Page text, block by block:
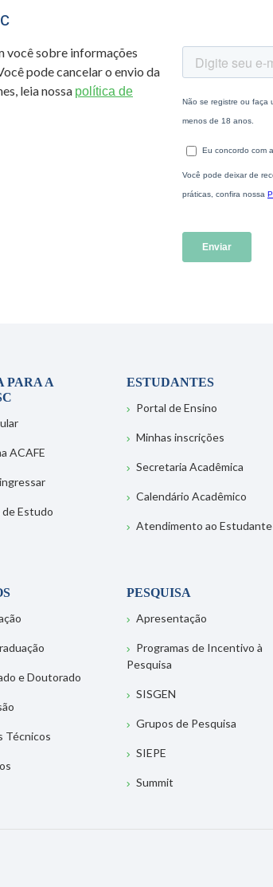
você sobre informações
pode cancelar o envio da
leia nossa política de
PARA A
ACAFE
de Estudo
ESTUDANTES
Portal de Ensino
Minhas inscrições
Secretaria Acadêmica
Calendário Acadêmico
Atendimento ao Estudante
e Doutorado
Técnicos
PESQUISA
Apresentação
Programas de Incentivo à
Pesquisa
SISGEN
Grupos de Pesquisa
SIEPE
Summit